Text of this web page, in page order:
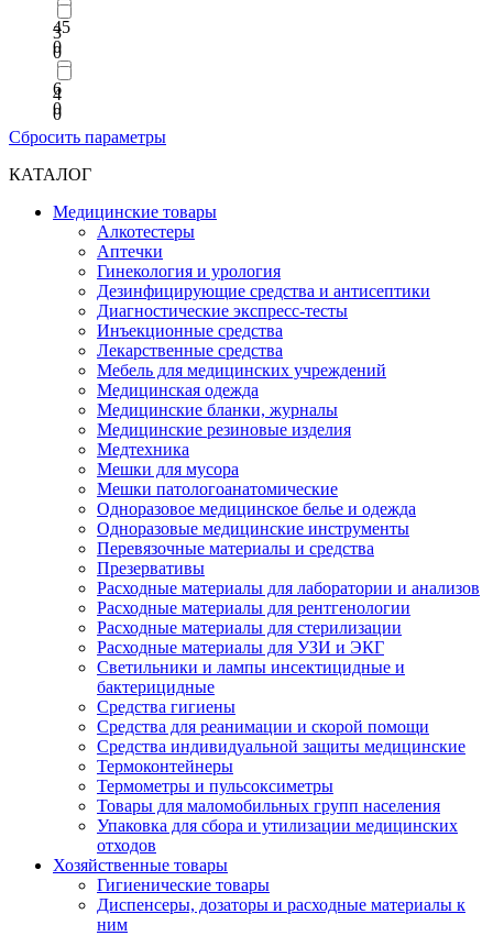
45
0
6
0
3
0
4
0
Сбросить параметры
КАТАЛОГ
Медицинские товары
Алкотестеры
Аптечки
Гинекология и урология
Дезинфицирующие средства и антисептики
Диагностические экспресс-тесты
Инъекционные средства
Лекарственные средства
Мебель для медицинских учреждений
Медицинская одежда
Медицинские бланки, журналы
Медицинские резиновые изделия
Медтехника
Мешки для мусора
Мешки патологоанатомические
Одноразовое медицинское белье и одежда
Одноразовые медицинские инструменты
Перевязочные материалы и средства
Презервативы
Расходные материалы для лаборатории и анализов
Расходные материалы для рентгенологии
Расходные материалы для стерилизации
Расходные материалы для УЗИ и ЭКГ
Светильники и лампы инсектицидные и
бактерицидные
Средства гигиены
Средства для реанимации и скорой помощи
Средства индивидуальной защиты медицинские
Термоконтейнеры
Термометры и пульсоксиметры
Товары для маломобильных групп населения
Упаковка для сбора и утилизации медицинских
отходов
Хозяйственные товары
Гигиенические товары
Диспенсеры, дозаторы и расходные материалы к
ним